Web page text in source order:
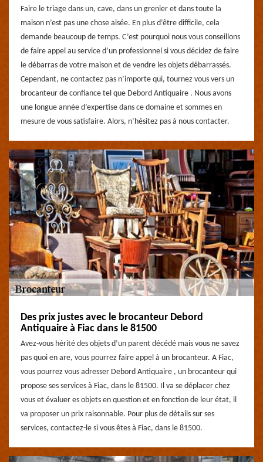
Faire le triage dans un, cave, dans un grenier et dans toute la
maison n’est pas une chose aisée. En plus d’être difficile, cela
demande beaucoup de temps. C’est pourquoi nous vous conseillons
de faire appel au service d’un professionnel si vous décidez de faire
le débarras de votre maison et de vendre les objets débarrassés.
Cependant, ne contactez pas n’importe qui, tournez vous vers un
brocanteur de confiance tel que Debord Antiquaire . Nous avons
une longue année d’expertise dans ce domaine et sommes en
mesure de vous satisfaire. Alors, n’hésitez pas à nous contacter.
Des prix justes avec le brocanteur Debord
Antiquaire à Fiac dans le 81500
Avez-vous hérité des objets d’un parent décédé mais vous ne savez
pas quoi en are, vous pourrez faire appel à un brocanteur. A Fiac,
vous pourrez vous adresser Debord Antiquaire , un brocanteur qui
propose ses services à Fiac, dans le 81500. Il va se déplacer chez
vous et évaluer es objets en question et en fonction de leur état, il
va proposer un prix raisonnable. Pour plus de détails sur ses
services, contactez-le si vous êtes à Fiac, dans le 81500.